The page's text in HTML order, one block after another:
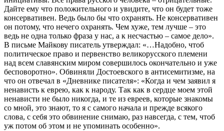
Дайте ему что положительного и увидите, что он будет тоже
консервативен. Ведь было бы что охранять. Не консервативен
он потому, что нечего охранять. Чем хуже, тем лучше – это
ведь не одна только фраза у нас, а к несчастью – самое дело».
В письме Майкову писатель утверждал: «…Надобно, чтоб
политическое право и первенство великорусского племени
над всем славянским миром совершилось окончательно и уже
бесповоротно». Обвиняли Достоевского в антисемитизме, на
что он отвечал в «Дневнике писателя»: «Когда и чем заявил я
ненависть к еврею, как к народу. Так как в сердце моем этой
ненависти не было никогда, и те из евреев, которые знакомы
со мной, это знают, то я с самого начала и прежде всякого
слова, с себя это обвинение снимаю, раз навсегда, с тем, чтоб
уж потом об этом и не упоминать особенно».